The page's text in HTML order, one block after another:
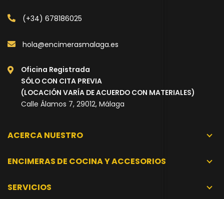
(+34) 678186025
hola@encimerasmalaga.es
Oficina Registrada
SÓLO CON CITA PREVIA
(LOCACIÓN VARÍA DE ACUERDO CON MATERIALES)
Calle Álamos 7, 29012, Málaga
ACERCA NUESTRO
ENCIMERAS DE COCINA Y ACCESORIOS
SERVICIOS